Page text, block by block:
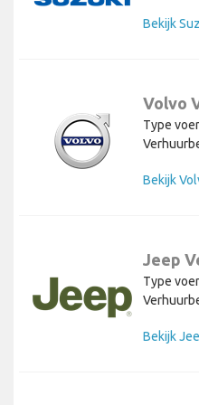
Bekijk
Volvo
Type
Bekijk
Jeep
Type
Bekijk